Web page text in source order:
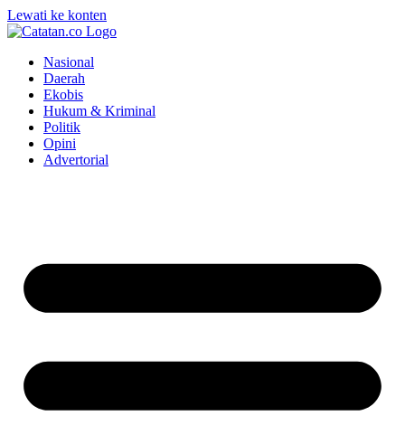
Lewati ke konten
Nasional
Daerah
Ekobis
Hukum & Kriminal
Politik
Opini
Advertorial